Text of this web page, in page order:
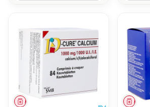
Médicament